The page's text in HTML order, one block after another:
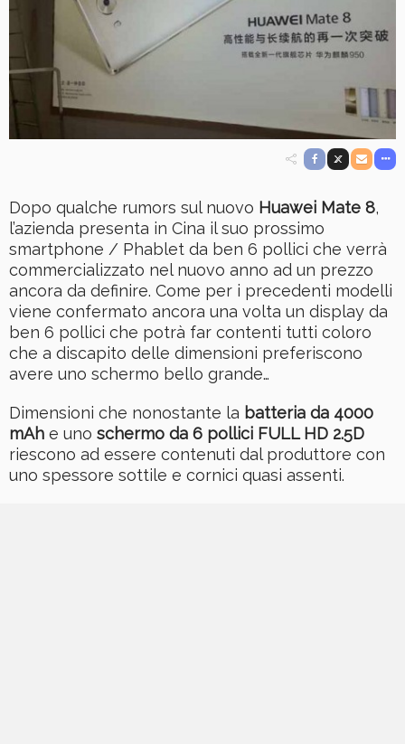
Dopo qualche rumors sul nuovo Huawei Mate 8,
l’azienda presenta in Cina il suo prossimo
smartphone / Phablet da ben 6 pollici che verrà
commercializzato nel nuovo anno ad un prezzo
ancora da definire. Come per i precedenti modelli
viene confermato ancora una volta un display da
ben 6 pollici che potrà far contenti tutti coloro
che a discapito delle dimensioni preferiscono
avere uno schermo bello grande…
Dimensioni che nonostante la batteria da 4000
mAh e uno schermo da 6 pollici FULL HD 2.5D
riescono ad essere contenuti dal produttore con
uno spessore sottile e cornici quasi assenti.